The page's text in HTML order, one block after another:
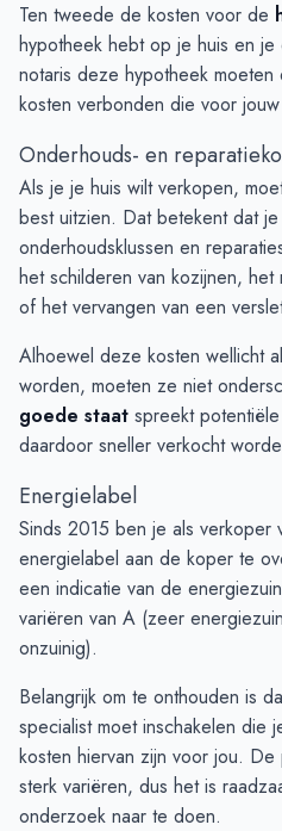
Ten tweede de kosten voor de
hypotheek hebt op je huis en
notaris deze hypotheek
kosten verbonden die voor
Onderhouds- en
Als je je huis wilt verkopen,
best uitzien. Dat betekent dat
onderhoudsklussen en
het schilderen van kozijnen,
of het vervangen van een
Alhoewel deze kosten wellicht
worden, moeten ze niet
goede staat spreekt
daardoor sneller verkocht
Energielabel
Sinds 2015 ben je als verkoper
energielabel aan de koper te
een indicatie van de
variëren van A (zeer
onzuinig).
Belangrijk om te onthouden is
specialist moet inschakelen die
kosten hiervan zijn voor jou.
sterk variëren, dus het is
onderzoek naar te doen.